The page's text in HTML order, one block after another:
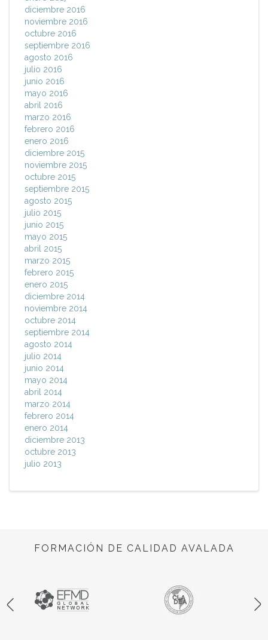
diciembre 2016
noviembre 2016
octubre 2016
septiembre 2016
agosto 2016
julio 2016
junio 2016
mayo 2016
abril 2016
marzo 2016
febrero 2016
enero 2016
diciembre 2015
noviembre 2015
octubre 2015
septiembre 2015
agosto 2015
julio 2015
junio 2015
mayo 2015
abril 2015
marzo 2015
febrero 2015
enero 2015
diciembre 2014
noviembre 2014
octubre 2014
septiembre 2014
agosto 2014
julio 2014
junio 2014
mayo 2014
abril 2014
marzo 2014
febrero 2014
enero 2014
diciembre 2013
octubre 2013
julio 2013
FORMACIÓN DE CALIDAD AVALADA